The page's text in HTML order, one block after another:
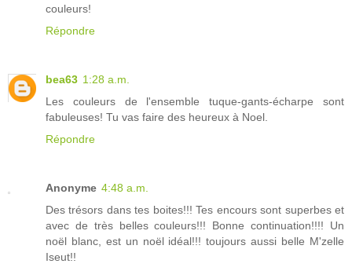
couleurs!
Répondre
bea63 1:28 a.m.
Les couleurs de l'ensemble tuque-gants-écharpe sont
fabuleuses! Tu vas faire des heureux à Noel.
Répondre
Anonyme 4:48 a.m.
Des trésors dans tes boites!!! Tes encours sont superbes et
avec de très belles couleurs!!! Bonne continuation!!!! Un
noël blanc, est un noël idéal!!! toujours aussi belle M'zelle
Iseut!!